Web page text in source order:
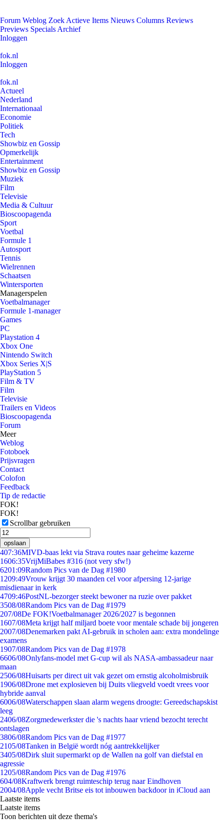
Forum Weblog Zoek Actieve Items Nieuws Columns Reviews
Previews Specials Archief
Inloggen
fok.nl
Inloggen
fok.nl
Actueel
Nederland
Internationaal
Economie
Politiek
Tech
Showbiz en Gossip
Opmerkelijk
Entertainment
Showbiz en Gossip
Muziek
Film
Televisie
Media & Cultuur
Bioscoopagenda
Sport
Voetbal
Formule 1
Autosport
Tennis
Wielrennen
Schaatsen
Wintersporten
Managerspelen
Voetbalmanager
Formule 1-manager
Games
PC
Playstation 4
Xbox One
Nintendo Switch
Xbox Series X|S
PlayStation 5
Film & TV
Film
Televisie
Trailers en Videos
Bioscoopagenda
Forum
Meer
Weblog
Fotoboek
Prijsvragen
Contact
Colofon
Feedback
Tip de redactie
FOK!
FOK!
Scrollbar gebruiken
opslaan
407:36MIVD-baas lekt via Strava routes naar geheime kazerne
1606:35VrijMiBabes #316 (not very sfw!)
6201:09Random Pics van de Dag #1980
1209:49Vrouw krijgt 30 maanden cel voor afpersing 12-jarige
misdienaar in kerk
4709:46PostNL-bezorger steekt bewoner na ruzie over pakket
3508/08Random Pics van de Dag #1979
207/08De FOK!Voetbalmanager 2026/2027 is begonnen
1607/08Meta krijgt half miljard boete voor mentale schade bij jongeren
2007/08Denemarken pakt AI-gebruik in scholen aan: extra mondelinge
examens
1907/08Random Pics van de Dag #1978
6606/08Onlyfans-model met G-cup wil als NASA-ambassadeur naar
maan
2506/08Huisarts per direct uit vak gezet om ernstig alcoholmisbruik
1906/08Drone met explosieven bij Duits vliegveld voedt vrees voor
hybride aanval
6006/08Waterschappen slaan alarm wegens droogte: Gereedschapskist
leeg
2406/08Zorgmedewerkster die 's nachts haar vriend bezocht terecht
ontslagen
3806/08Random Pics van de Dag #1977
2105/08Tanken in België wordt nóg aantrekkelijker
3405/08Dirk sluit supermarkt op de Wallen na golf van diefstal en
agressie
1205/08Random Pics van de Dag #1976
604/08Kraftwerk brengt ruimteschip terug naar Eindhoven
2004/08Apple vecht Britse eis tot inbouwen backdoor in iCloud aan
Laatste items
Laatste items
Toon berichten uit deze thema's